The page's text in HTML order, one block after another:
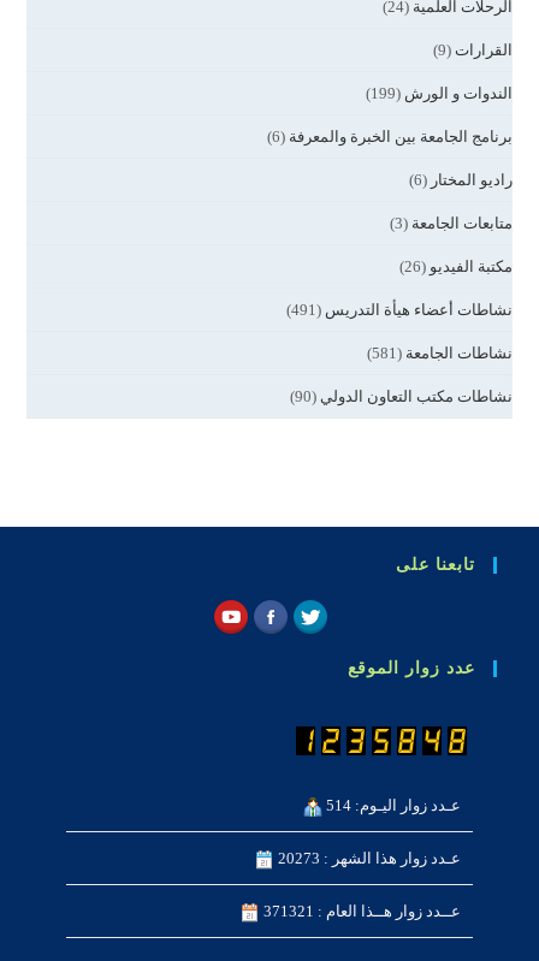
الرحلات العلمية (24)
القرارات (9)
الندوات و الورش (199)
برنامج الجامعة بين الخبرة والمعرفة (6)
راديو المختار (6)
متابعات الجامعة (3)
مكتبة الفيديو (26)
نشاطات أعضاء هيأة التدريس (491)
نشاطات الجامعة (581)
نشاطات مكتب التعاون الدولي (90)
تابعنا على
عدد زوار الموقع
عـدد زوار اليـوم: 514
عـدد زوار هذا الشهر : 20273
عــدد زوار هــذا العام : 371321